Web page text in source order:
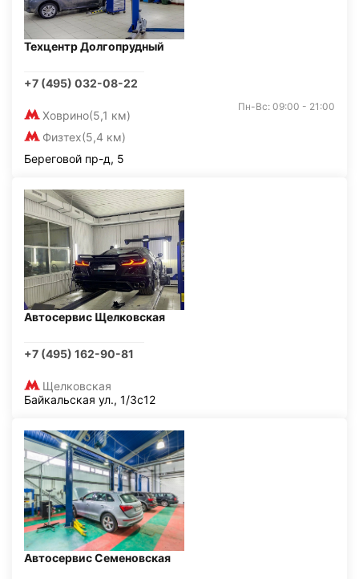
Техцентр Долгопрудный
+7 (495) 032-08-22
Ховрино(5,1 км)
Физтех(5,4 км)
Пн-Вс: 09:00 - 21:00
Береговой пр-д, 5
Автосервис Щелковская
+7 (495) 162-90-81
Щелковская
Байкальская ул., 1/3с12
Автосервис Семеновская